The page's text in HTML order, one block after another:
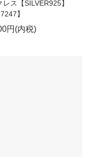
レス【SILVER925】
】
円(内税)